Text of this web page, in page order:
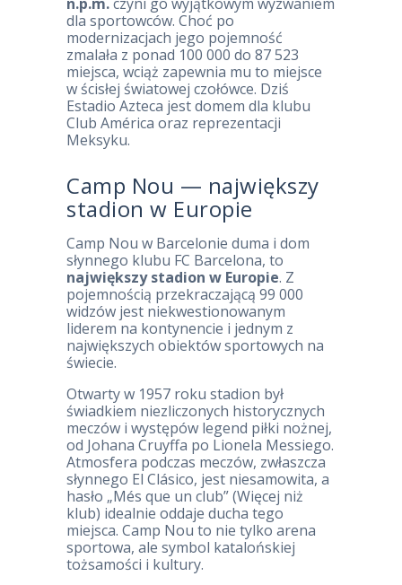
dla sportowców. Choć po
modernizacjach jego pojemność
zmalała z ponad 100 000 do 87 523
miejsca, wciąż zapewnia mu to miejsce
w ścisłej światowej czołówce. Dziś
Estadio Azteca jest domem dla klubu
Club América oraz reprezentacji
Meksyku.
Camp Nou — największy
stadion w Europie
Camp Nou w Barcelonie duma i dom
słynnego klubu FC Barcelona, to
największy stadion w Europie. Z
pojemnością przekraczającą 99 000
widzów jest niekwestionowanym
liderem na kontynencie i jednym z
największych obiektów sportowych na
świecie.
Otwarty w 1957 roku stadion był
świadkiem niezliczonych historycznych
meczów i występów legend piłki nożnej,
od Johana Cruyffa po Lionela Messiego.
Atmosfera podczas meczów, zwłaszcza
słynnego El Clásico, jest niesamowita, a
hasło „Més que un club” (Więcej niż
klub) idealnie oddaje ducha tego
miejsca. Camp Nou to nie tylko arena
sportowa, ale symbol katalońskiej
tożsamości i kultury.